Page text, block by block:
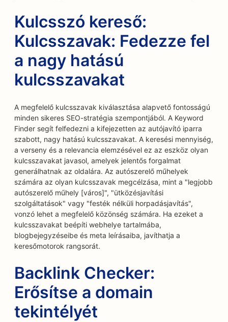
Kulcsszó kereső:
Kulcsszavak: Fedezze fel
a nagy hatású
kulcsszavakat
A megfelelő kulcsszavak kiválasztása alapvető fontosságú
minden sikeres SEO-stratégia szempontjából. A Keyword
Finder segít felfedezni a kifejezetten az autójavító iparra
szabott, nagy hatású kulcsszavakat. A keresési mennyiség,
a verseny és a relevancia elemzésével ez az eszköz olyan
kulcsszavakat javasol, amelyek jelentős forgalmat
generálhatnak az oldalára. Az autószerelő műhelyek
számára az olyan kulcsszavak megcélzása, mint a "legjobb
autószerelő műhely [város]", "ütközésjavítási
szolgáltatások" vagy "festék nélküli horpadásjavítás",
vonzó lehet a megfelelő közönség számára. Ha ezeket a
kulcsszavakat beépíti webhelye tartalmába,
blogbejegyzéseibe és meta leírásaiba, javíthatja a
keresőmotorok rangsorát.
Backlink Checker:
Erősítse a domain
tekintélyét